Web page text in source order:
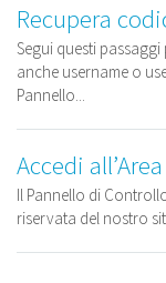
Recupera
Segui questi
anche username o
Pannello...
Accedi
Il Pannello di
riservata del nostro